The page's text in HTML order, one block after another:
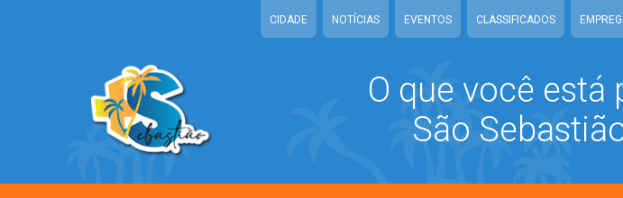
CIDADE NOTÍCIAS EVENTOS CLASSIFICADOS
O que você
São